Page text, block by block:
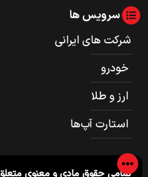
سرویس ها
شرکت های ایرانی
خودرو
ارز و طلا
استارت آپ‌ها
تمامی حقوق مادی و معنوی